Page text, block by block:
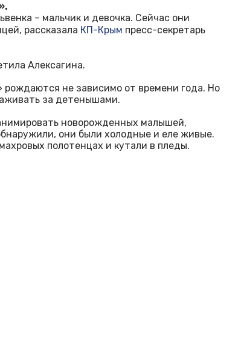
– мальчик и девочка. Сейчас они
рассказала КП-Крым пресс-секретарь
Алексагина.
рождаются не зависимо от времени года. Но
за детенышами.
новорожденных малышей,
они были холодные и еле живые.
полотенцах и кутали в пледы.